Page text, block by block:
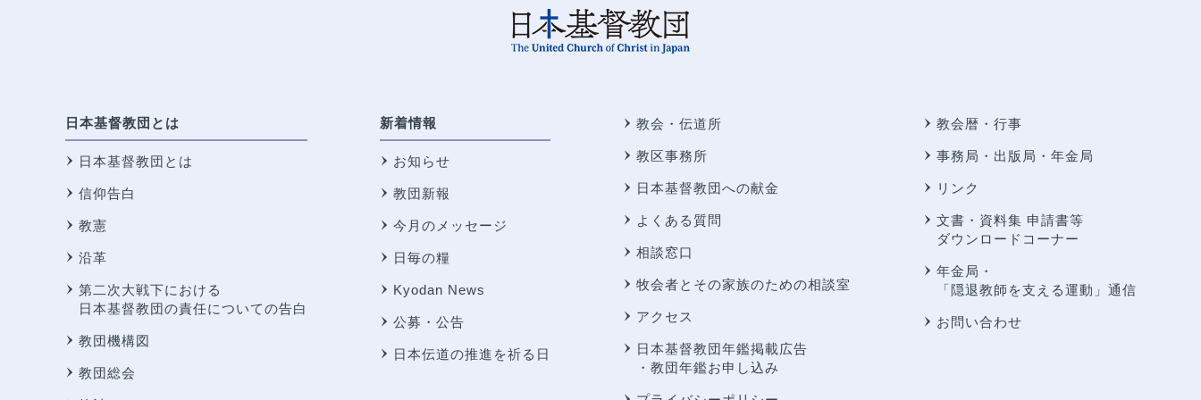
日本基督教団とは
日本基督教団とは
信仰告白
教憲
沿革
第二次大戦下における
日本基督教団の責任についての告白
教団機構図
教団総会
新着情報
お知らせ
教団新報
今月のメッセージ
日毎の糧
Kyodan News
公募・公告
日本伝道の推進を祈る日
教会・伝道所
教区事務所
日本基督教団への献金
よくある質問
相談窓口
牧会者とその家族のための相談室
アクセス
日本基督教団年鑑掲載広告
・教団年鑑お申し込み
教会暦・行事
事務局・出版局・年金局
リンク
文書・資料集 申請書等
ダウンロードコーナー
年金局・
「隠退教師を支える運動」通信
お問い合わせ